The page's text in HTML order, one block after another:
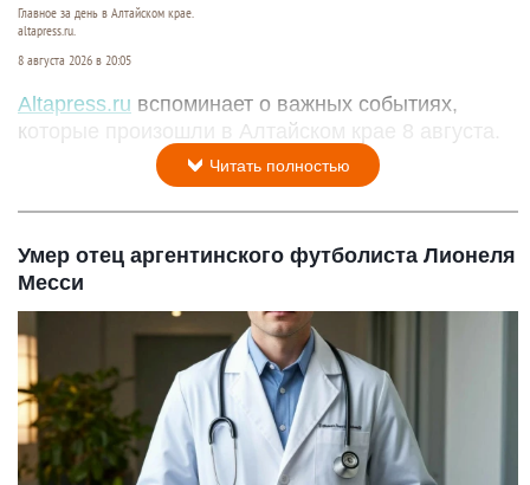
Главное за день в Алтайском крае.
altapress.ru.
8 августа 2026 в 20:05
Altapress.ru вспоминает о важных событиях,
которые произошли в Алтайском крае 8 августа.
Читать полностью
Умер отец аргентинского футболиста Лионеля
Месси